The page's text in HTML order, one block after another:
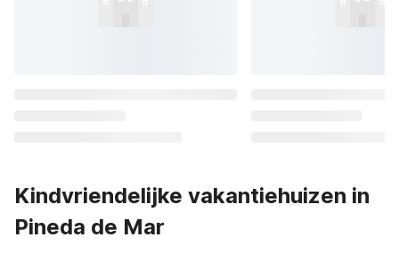
Kindvriendelijke vakantiehuizen in
Pineda de Mar